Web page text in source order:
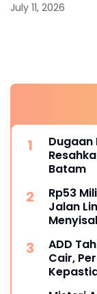
July 11, 2026
Dugaan
Batam
Rp53
Jalan
ADD
Cair,